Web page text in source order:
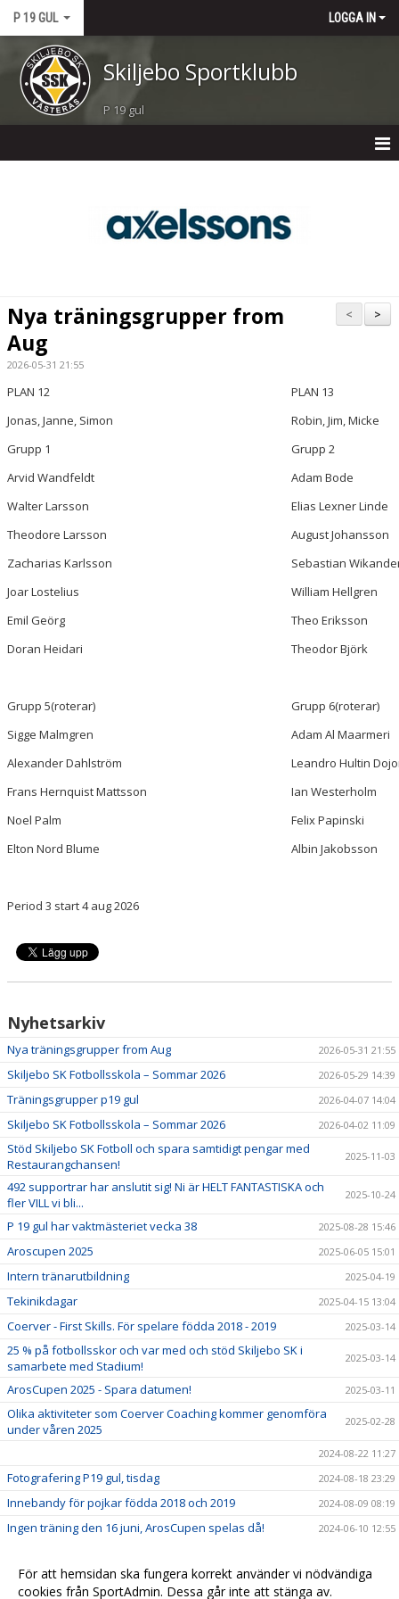
P 19 GUL LOGGA IN
Skiljebo Sportklubb
P 19 gul
TRUPPEN
BILDGALLERI
KONTAKT
>
<
Nya träningsgrupper from
Aug
2026-05-31 21:55
PLAN 12
PLAN 13
Jonas, Janne, Simon
Robin, Jim, Micke
Grupp 1
Grupp 2
Arvid Wandfeldt
Adam Bode
Walter Larsson
Elias Lexner Linde
Theodore Larsson
August Johansson
Zacharias Karlsson
Sebastian
Joar Lostelius
William Hellgren
Emil Geörg
Theo Eriksson
Doran Heidari
Theodor Björk
Grupp 5(roterar)
Grupp 6(roterar)
Sigge Malmgren
Adam Al Maarmeri
Alexander Dahlström
Leandro Hultin
Frans Hernquist Mattsson
Ian Westerholm
Noel Palm
Felix Papinski
Elton Nord Blume
Albin Jakobsson
Period 3 start 4 aug 2026
Nyhetsarkiv
Nya träningsgrupper from Aug 2026-05-31 21:55
Skiljebo SK Fotbollsskola – Sommar 2026 2026-05-29 14:39
Träningsgrupper p19 gul 2026-04-07 14:04
Skiljebo SK Fotbollsskola – Sommar 2026 2026-04-02 11:09
Stöd Skiljebo SK Fotboll och spara samtidigt pengar med
Restaurangchansen!
2025-11-03
492 supportrar har anslutit sig! Ni är HELT FANTASTISKA och
fler VILL vi bli...
2025-10-24
P 19 gul har vaktmästeriet vecka 38 2025-08-28 15:46
Aroscupen 2025 2025-06-05 15:01
Intern tränarutbildning 2025-04-19
Tekinikdagar 2025-04-15 13:04
Coerver - First Skills. För spelare födda 2018 - 2019 2025-03-14
25 % på fotbollsskor och var med och stöd Skiljebo SK i
samarbete med Stadium!
2025-03-14
ArosCupen 2025 - Spara datumen! 2025-03-11
Olika aktiviteter som Coerver Coaching kommer genomföra
under våren 2025
2025-02-28
2024-08-22 11:27
Fotografering P19 gul, tisdag 2024-08-18 23:29
Innebandy för pojkar födda 2018 och 2019 2024-08-09 08:19
Ingen träning den 16 juni, ArosCupen spelas då! 2024-06-10 12:55
Uppstartsmöte Skiljebo SK P 19 Gul den 11/4 kl.17.30 2024-04-06 11:44
För att hemsidan ska fungera korrekt använder vi nödvändiga
cookies från SportAdmin. Dessa går inte att stänga av.